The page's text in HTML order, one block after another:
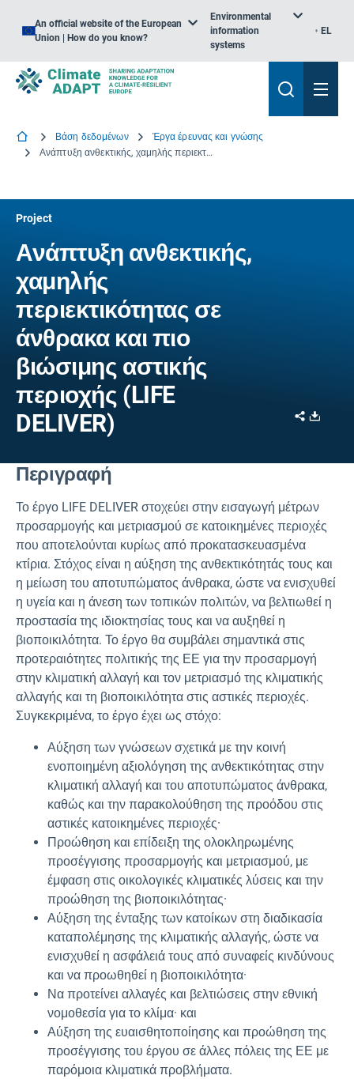
An official website of the European
Union | How do you know?
Environmental
information
systems
EL
Βάση δεδομένων
Έργα έρευνας και γνώσης
Ανάπτυξη ανθεκτικής, χαμηλής περιεκτικότητας σε άνθρακα και πιο βιώσιμης αστικής περιοχής
Project
Ανάπτυξη ανθεκτικής,
χαμηλής
περιεκτικότητας σε
άνθρακα και πιο
βιώσιμης αστικής
περιοχής (LIFE
DELIVER)
Share
Περιγραφή
Το έργο LIFE DELIVER στοχεύει στην εισαγωγή μέτρων
προσαρμογής και μετριασμού σε κατοικημένες περιοχές
που αποτελούνται κυρίως από προκατασκευασμένα
κτίρια. Στόχος είναι η αύξηση της ανθεκτικότητάς τους και
η μείωση του αποτυπώματος άνθρακα, ώστε να ενισχυθεί
η υγεία και η άνεση των τοπικών πολιτών, να βελτιωθεί η
προστασία της ιδιοκτησίας τους και να αυξηθεί η
βιοποικιλότητα. Το έργο θα συμβάλει σημαντικά στις
προτεραιότητες πολιτικής της ΕΕ για την προσαρμογή
στην κλιματική αλλαγή και τον μετριασμό της κλιματικής
αλλαγής και τη βιοποικιλότητα στις αστικές περιοχές.
Συγκεκριμένα, το έργο έχει ως στόχο:
Αύξηση των γνώσεων σχετικά με την κοινή
ενοποιημένη αξιολόγηση της ανθεκτικότητας στην
κλιματική αλλαγή και του αποτυπώματος άνθρακα,
καθώς και την παρακολούθηση της προόδου στις
αστικές κατοικημένες περιοχές·
Προώθηση και επίδειξη της ολοκληρωμένης
προσέγγισης προσαρμογής και μετριασμού, με
έμφαση στις οικολογικές κλιματικές λύσεις και την
προώθηση της βιοποικιλότητας·
Αύξηση της ένταξης των κατοίκων στη διαδικασία
καταπολέμησης της κλιματικής αλλαγής, ώστε να
ενισχυθεί η ασφάλειά τους από συναφείς κινδύνους
και να προωθηθεί η βιοποικιλότητα·
Να προτείνει αλλαγές και βελτιώσεις στην εθνική
νομοθεσία για το κλίμα· και
Αύξηση της ευαισθητοποίησης και προώθηση της
προσέγγισης του έργου σε άλλες πόλεις της ΕΕ με
παρόμοια κλιματικά προβλήματα.